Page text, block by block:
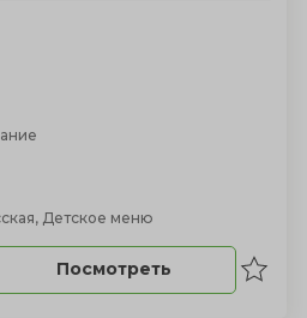
Детское меню
Посмотреть